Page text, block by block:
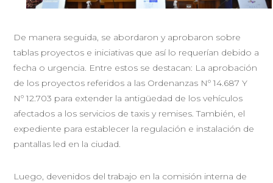
De manera seguida, se abordaron y aprobaron sobre
tablas proyectos e iniciativas que así lo requerían debido a
fecha o urgencia. Entre estos se destacan: La aprobación
de los proyectos referidos a las Ordenanzas Nº 14.687 Y
Nº 12.703 para extender la antigüedad de los vehículos
afectados a los servicios de taxis y remises. También, el
expediente para establecer la regulación e instalación de
pantallas led en la ciudad.
Luego, devenidos del trabajo en la comisión interna de